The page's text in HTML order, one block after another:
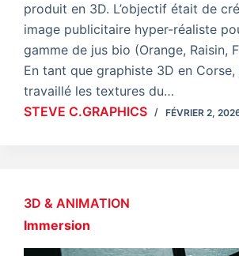
produit en 3D. L’objectif était de
image publicitaire hyper-réaliste
gamme de jus bio (Orange, Raisin,
En tant que graphiste 3D en Corse,
travaillé les textures du…
STEVE C.GRAPHICS
FÉVRIER 2,
3D & ANIMATION
Immersion